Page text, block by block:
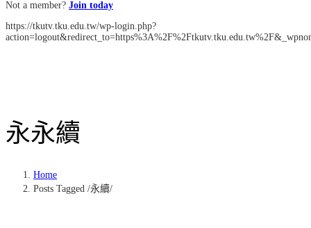
Not a member? Join today
https://tkutv.tku.edu.tw/wp-login.php?
永永續
Home
Posts Tagged /永續/